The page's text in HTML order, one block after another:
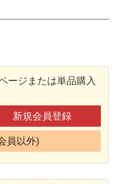
ージまたは単品購入
新規会員登録
員以外)